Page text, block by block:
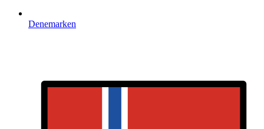
Denemarken